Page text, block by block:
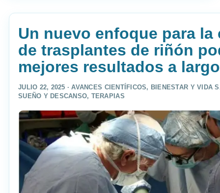
Un nuevo enfoque para
de trasplantes de riñón
mejores resultados a
JULIO 22, 2025 ·AVANCES CIENTÍFICOS, BIENESTAR Y VIDA
SUEÑO Y DESCANSO, TERAPIAS